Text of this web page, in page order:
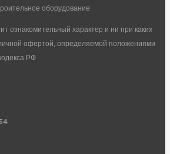
оборудование
ознакомительный характер и ни при каких
офертой, определяемой положениями
РФ